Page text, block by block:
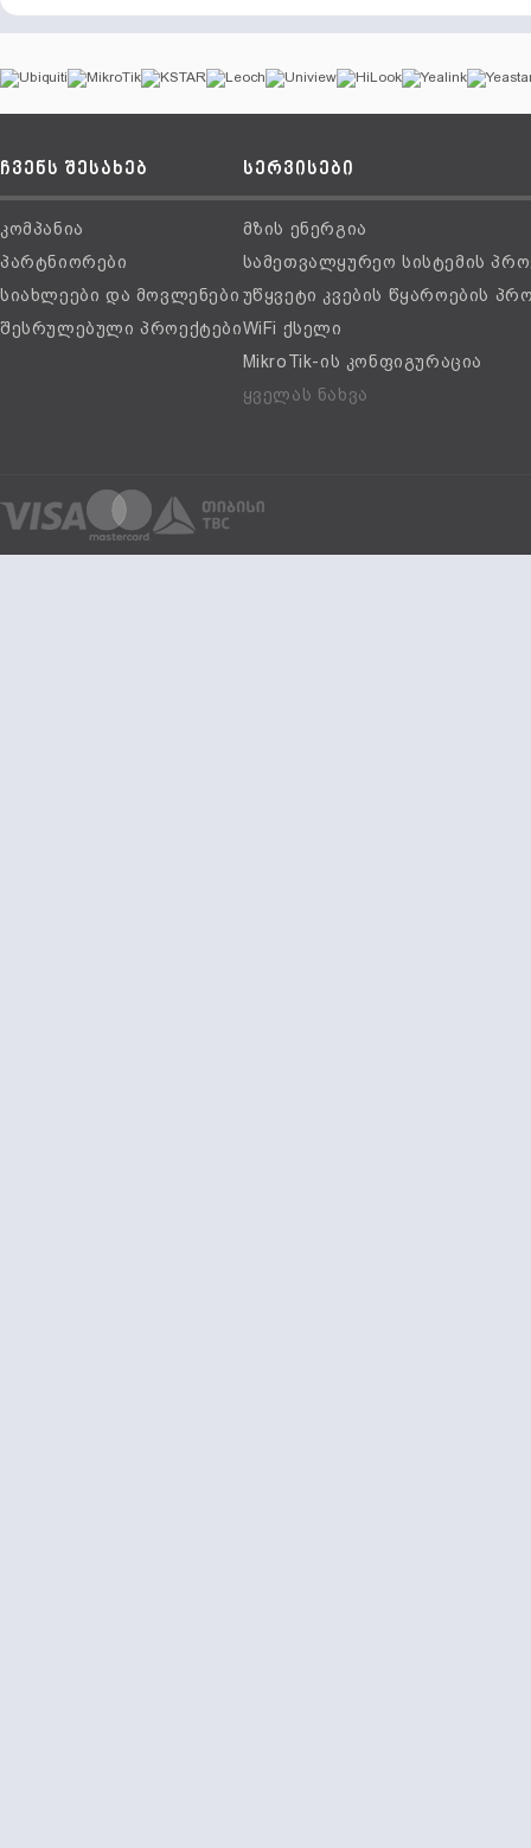
ჩვენს შესახებ
კომპანია
პარტნიორები
სიახლეები და მოვლენები
შესრულებული პროექტები
სერვისები
მზის ენერგია
სამეთვალყურეო სისტემის
უწყვეტი კვების წყაროების
WiFi ქსელი
MikroTik-ის კონფიგურაცია
ყველას ნახვა